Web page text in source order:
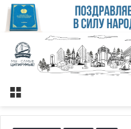
Меню